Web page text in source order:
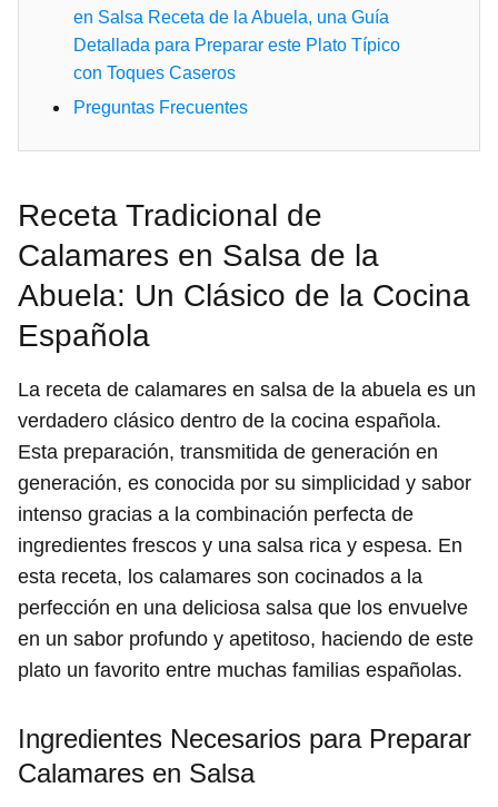
en Salsa Receta de la Abuela, una Guía
Detallada para Preparar este Plato Típico
con Toques Caseros
Preguntas Frecuentes
Receta Tradicional de
Calamares en Salsa de la
Abuela: Un Clásico de la Cocina
Española
La receta de calamares en salsa de la abuela es un
verdadero clásico dentro de la cocina española.
Esta preparación, transmitida de generación en
generación, es conocida por su simplicidad y sabor
intenso gracias a la combinación perfecta de
ingredientes frescos y una salsa rica y espesa. En
esta receta, los calamares son cocinados a la
perfección en una deliciosa salsa que los envuelve
en un sabor profundo y apetitoso, haciendo de este
plato un favorito entre muchas familias españolas.
Ingredientes Necesarios para Preparar
Calamares en Salsa